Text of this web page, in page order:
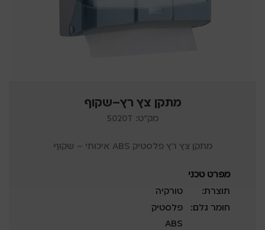
מתקן צץ רץ–שקוף
מק"ט: 5020T
מתקן צץ רץ פלסטיק ABS איכותי – שקוף
מפרט טכני
תוצרת:
טורקיה
חומר גלם:
פלסטיק
ABS